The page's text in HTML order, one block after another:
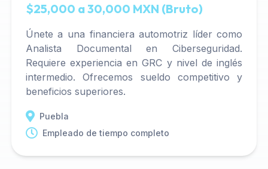
$25,000 a 30,000 MXN (Bruto)
Únete a una financiera automotriz líder como
Analista Documental en Ciberseguridad.
Requiere experiencia en GRC y nivel de inglés
intermedio. Ofrecemos sueldo competitivo y
beneficios superiores.
Puebla
Empleado de tiempo completo